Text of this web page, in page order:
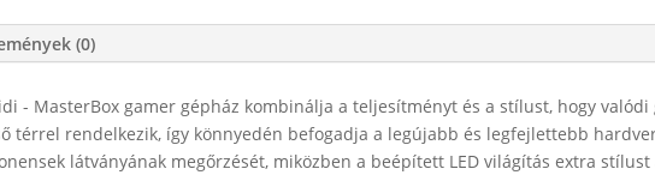
(0)
- MasterBox gamer gépház kombinálja a teljesítményt és a stílust, hogy
térrel rendelkezik, így könnyedén befogadja a legújabb és legfejlettebb
látványának megőrzését, miközben a beépített LED világítás extra stílust